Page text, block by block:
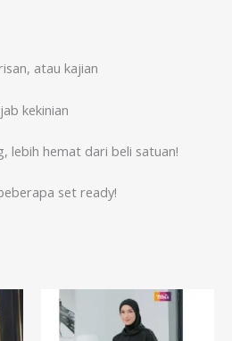
atau kajian
kekinian
lebih hemat dari beli satuan!
set ready!